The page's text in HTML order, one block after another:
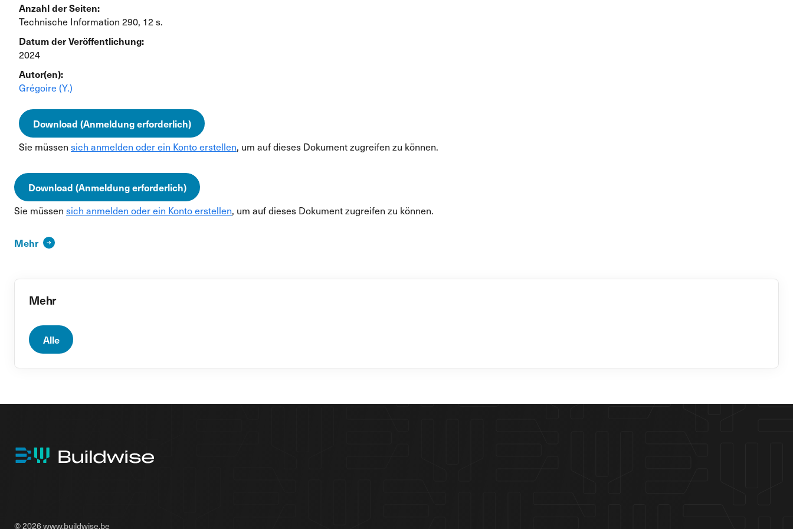
Anzahl der Seiten:
Technische Information 290, 12 s.
Datum der Veröffentlichung:
2024
Autor(en):
Grégoire (Y.)
Download (Anmeldung erforderlich)
Sie müssen sich anmelden oder ein Konto erstellen, um auf dieses Dokument zugreifen zu können.
Download (Anmeldung erforderlich)
Sie müssen sich anmelden oder ein Konto erstellen, um auf dieses Dokument zugreifen zu können.
Mehr
Mehr
Alle
© 2026 www.buildwise.be